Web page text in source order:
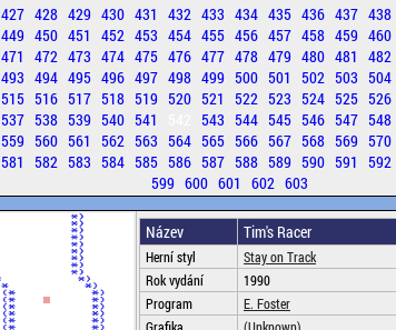
427 428 429 430 431 432 433 434 435 436 437 438
449 450 451 452 453 454 455 456 457 458 459 460
471 472 473 474 475 476 477 478 479 480 481 482
493 494 495 496 497 498 499 500 501 502 503 504
515 516 517 518 519 520 521 522 523 524 525 526
537 538 539 540 541 543 544 545 546 547 548
559 560 561 562 563 564 565 566 567 568 569 570
581 582 583 584 585 586 587 588 589 590 591 592
599 600 601 602 603
Název Tim's Racer
Herní styl
Stay on Track
Rok vydání
1990
Program
E. Foster